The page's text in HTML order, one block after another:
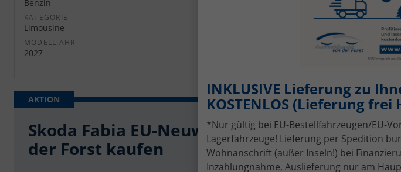
Benzin
KATEGORIE
Limousine
MODELLJAHR
2027
Skoda Fabia EU-Neuwagen günstig bei
der Forst kaufen
INKLUSIVE Lieferung zu
KOSTENLOS (Lieferung frei
*Nur gültig bei EU-Bestellfahrzeugen/EU-
Lagerfahrzeuge! Lieferung per Spedition
Wohnanschrift (außer Inseln!) bei
Inzahlungnahme, Auslieferung nur am